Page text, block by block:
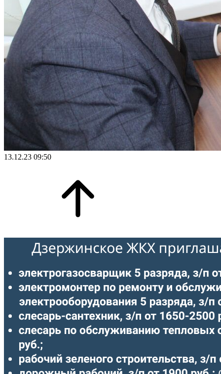
13.12.23 09:50